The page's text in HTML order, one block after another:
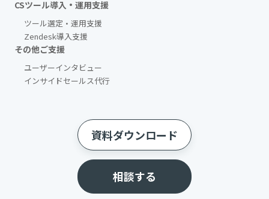
CSツール導入・運用支援
ツール選定・運用支援
Zendesk導入支援
その他ご支援​
ユーザーインタビュー
インサイドセールス代行
資料ダウンロード
相談する